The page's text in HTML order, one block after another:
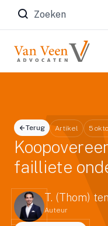
Zoeken naar:
Terug Artikel 5
failliete
T. (Thom)
Auteur